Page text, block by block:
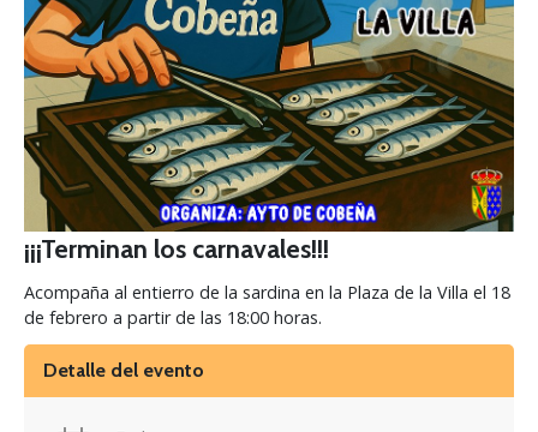
¡¡¡Terminan los carnavales!!!
Acompaña al entierro de la sardina en la Plaza de la Villa el 18
de febrero a partir de las 18:00 horas.
Detalle del evento